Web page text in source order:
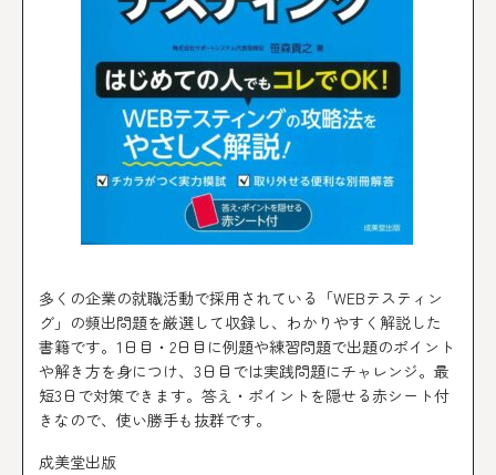
多くの企業の就職活動で採用されている「WEBテスティン
グ」の頻出問題を厳選して収録し、わかりやすく解説した
書籍です。1日目・2日目に例題や練習問題で出題のポイント
や解き方を身につけ、3日目では実践問題にチャレンジ。最
短3日で対策できます。答え・ポイントを隠せる赤シート付
きなので、使い勝手も抜群です。
成美堂出版